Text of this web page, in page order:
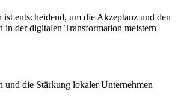
entscheidend, um die Akzeptanz und den
der digitalen Transformation meistern
die Stärkung lokaler Unternehmen